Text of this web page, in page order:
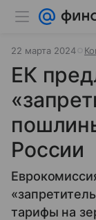
22 марта 2024
ЕК
России
тарифы на